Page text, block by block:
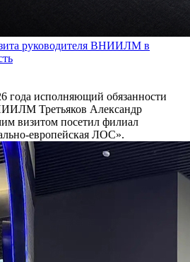
руководителя ВНИИЛМ в
года исполняющий обязанности
Третьяков Александр
визитом посетил филиал
европейская ЛОС».